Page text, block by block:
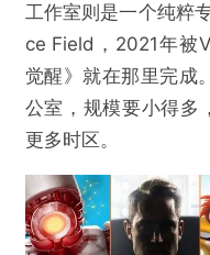
工作室则是一个纯粹
ce Field，2021年被
觉醒》就在那里完成
公室，规模要小得多
更多时区。